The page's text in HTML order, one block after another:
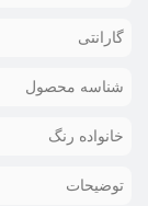
گارانتی
شناسه محصول
خانواده رنگ
توضیحات